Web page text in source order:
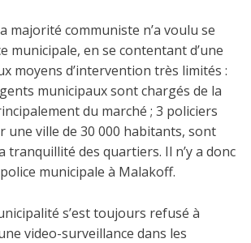
majorité communiste n’a voulu se
municipale, en se contentant d’une
moyens d’intervention très limités :
municipaux sont chargés de la
du marché ; 3 policiers
une ville de 30 000 habitants, sont
tranquillité des quartiers. Il n’y a donc
municipale à Malakoff.
s’est toujours refusé à
video-surveillance dans les